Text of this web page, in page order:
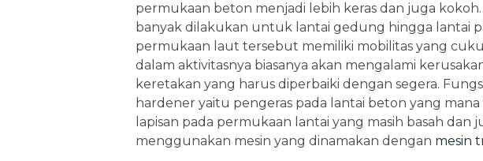
permukaan beton menjadi lebih keras dan juga
banyak dilakukan untuk lantai gedung hingga lantai
permukaan laut tersebut memiliki mobilitas yang
dalam aktivitasnya biasanya akan mengalami
keretakan yang harus diperbaiki dengan segera.
hardener yaitu pengeras pada lantai beton yang
lapisan pada permukaan lantai yang masih basah dan
menggunakan mesin yang dinamakan dengan mesin